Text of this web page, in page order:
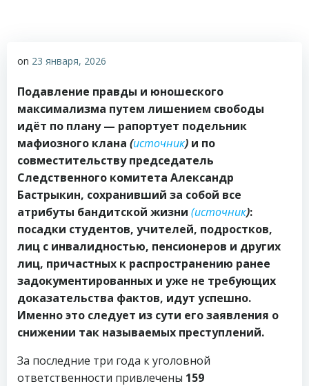
on 23 января, 2026
Подавление правды и юношеского
максимализма путем лишением свободы
идёт по плану — рапортует подельник
мафиозного клана (источник) и по
совместительству председатель
Следственного комитета Александр
Бастрыкин, сохранивший за собой все
атрибуты бандитской жизни (источник):
посадки студентов, учителей, подростков,
лиц с инвалидностью, пенсионеров и других
лиц, причастных к распространению ранее
задокументированных и уже не требующих
доказательства фактов, идут успешно.
Именно это следует из сути его заявления о
снижении так называемых преступлений.
За последние три года к уголовной
ответственности привлечены 159